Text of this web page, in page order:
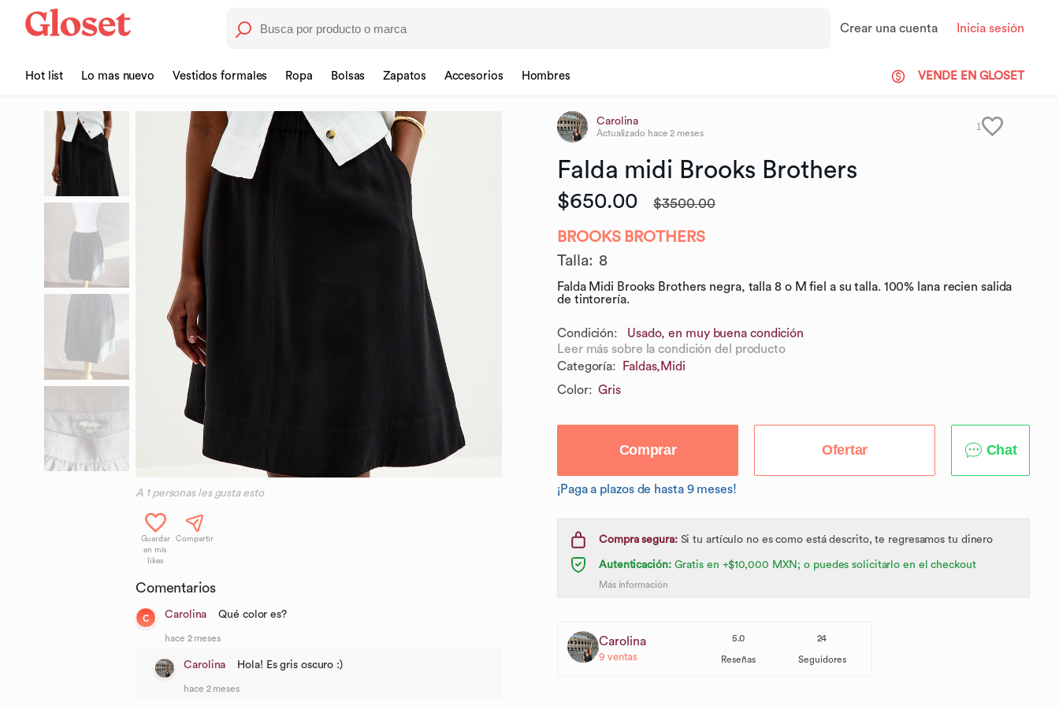
Crear una cuenta Inicia sesión
Hot list Lo mas nuevo Vestidos formales Ropa Bolsas Zapatos Accesorios Hombres VENDE EN GLOSET
A 1personas les gusta esto
Guardar
en mis
likes
Compartir
Comentarios
C Carolina Qué color es?
hace 2 meses
Carolina Hola! Es gris oscuro :)
hace 2 meses
Carolina
Actualizado hace 2 meses
1
Falda midi Brooks Brothers
$650.00 $3500.00
BROOKS BROTHERS
Talla: 8
Falda Midi Brooks Brothers negra, talla 8 o M fiel a su talla. 100% lana recien salida
de tintorería.
Condición:
Usado, en muy buena condición
Leer más sobre la condición del producto
Categoría: Faldas, Midi
Color: Gris
Comprar Ofertar Chat
¡Paga a plazos de hasta 9 meses!
Compra segura:Si tu artículo no es como está descrito, te regresamos tu dinero
Autenticación:Gratis en +$10,000 MXN; o puedes solicitarlo en el checkout
Más información
Carolina
9 ventas
5.0
Reseñas
24
Seguidores